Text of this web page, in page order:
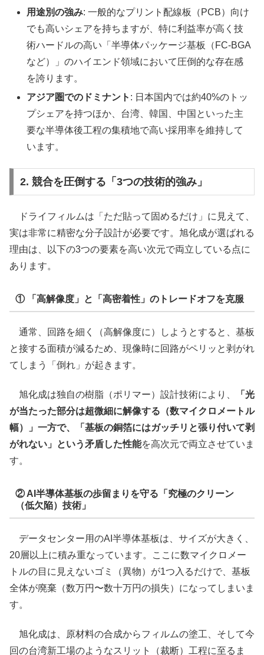
用途別の強み: 一般的なプリント配線板（PCB）向け
でも高いシェアを持ちますが、特に利益率が高く技
術ハードルの高い「半導体パッケージ基板（FC-BGA
など）」のハイエンド領域において圧倒的な存在感
を誇ります。
アジア圏でのドミナント : 日本国内では約40%のトッ
プシェアを持つほか、台湾、韓国、中国といった主
要な半導体後工程の集積地で高い採用率を維持して
います。
2. 競合を圧倒する「3つの技術的強み」
ドライフィルムは「ただ貼って固めるだけ」に見えて、
実は非常に精密な分子設計が必要です。旭化成が選ばれる
理由は、以下の3つの要素を高い次元で両立している点に
あります。
① 「高解像度」と「高密着性」のトレードオフを克服
通常、回路を細く（高解像度に）しようとすると、基板
と接する面積が減るため、現像時に回路がペリッと剥がれ
てしまう「倒れ」が起きます。
旭化成は独自の樹脂（ポリマー）設計技術により、
「光
が当たった部分は超微細に解像する（数マイクロメートル
幅）」一方で、「基板の銅箔にはガッチリと張り付いて剥
がれない」という矛盾した性能を高次元で両立させていま
す。
② AI半導体基板の歩留まりを守る「究極のクリーン
（低欠陥）技術」
データセンター用のAI半導体基板は、サイズが大きく、
20層以上に積み重なっています。ここに数マイクロメー
トルの目に見えないゴミ（異物）が1つ入るだけで、基板
全体が廃棄（数万円〜数十万円の損失）になってしまいま
す。
旭化成は、原材料の合成からフィルムの塗工、そして今
回の台湾新工場のようなスリット（裁断）工程に至るま